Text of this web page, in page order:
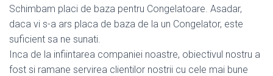
Schimbam placi de baza pentru Congelatoare. Asadar,
daca vi s-a ars placa de baza de la un Congelator, este
suficient sa ne sunati.
Inca de la infiintarea companiei noastre, obiectivul nostru a
fost si ramane servirea clientilor nostrii cu cele mai bune